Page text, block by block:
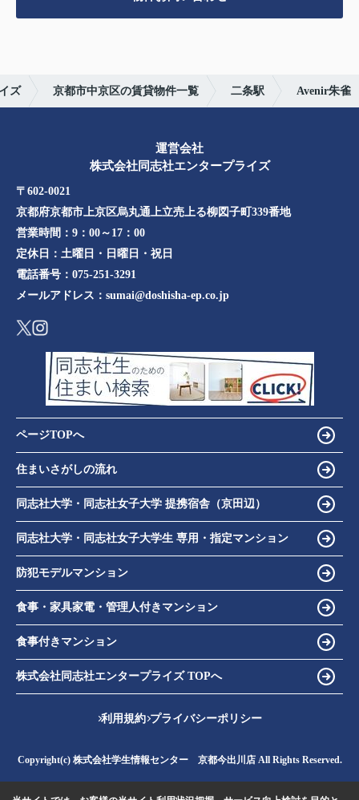
ズ 京都市中京区の賃貸物件一覧 二条駅 Avenir朱雀
運営会社
株式会社同志社エンタープライズ
〒602-0021
京都府京都市上京区烏丸通上立売上る柳図子町339番地​​
営業時間： 9：00～17：00
定休日： 土曜日・日曜日・祝日
電話番号： 075-251-3291
メールアドレス： sumai@doshisha-ep.co.jp
ページTOPへ
住まいさがしの流れ
同志社大学・同志社女子大学 提携宿舎（京田辺）
同志社大学・同志社女子大学生 専用・指定マンション
防犯モデルマンション
食事・家具家電・管理人付きマンション
食事付きマンション
株式会社同志社エンタープライズ TOPへ
利用規約 プライバシーポリシー
Copyright(c) 株式会社学生情報センター 京都今出川店 All Rights Reserved.